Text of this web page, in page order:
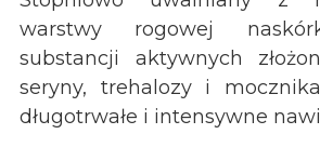
warstwy rogowej
substancji aktywnych
seryny, trehalozy i
długotrwałe i intensywne